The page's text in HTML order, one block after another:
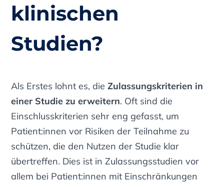
klinischen
Studien?
Als Erstes lohnt es, dieZulassungskriterien in
einer Studie zu erweitern. Oft sind die
Einschlusskriterien sehr eng gefasst, um
Patient:innen vor Risiken der Teilnahme zu
schützen, die den Nutzen der Studie klar
übertreffen. Dies ist in Zulassungsstudien vor
allem bei Patient:innen mit Einschränkungen